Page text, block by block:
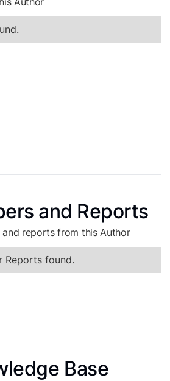
and Reports
and reports from this Author
Reports found.
Base